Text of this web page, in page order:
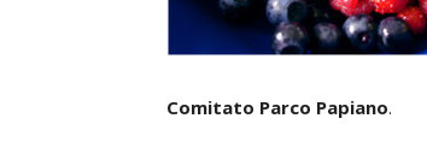
Comitato Parco Papiano.